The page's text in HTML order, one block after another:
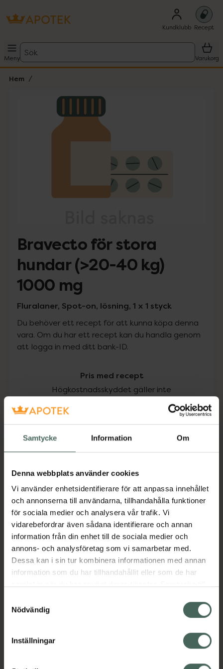
Samtycke Information Om
Denna webbplats använder cookies
Vi använder enhetsidentifierare för att anpassa innehållet
och annonserna till användarna, tillhandahålla funktioner
för sociala medier och analysera vår trafik. Vi
vidarebefordrar även sådana identifierare och annan
information från din enhet till de sociala medier och
annons- och analysföretag som vi samarbetar med.
Dessa kan i sin tur kombinera informationen med annan
information som du har tillhandahållit eller som de har
återkalla ditt samtycke via webbplatsens
cookieinställningar. Ett återkallat samtycke påverkar inte
lagligheten av behandling som skett innan återkallelsen.
Nödvändig
Inställningar
Kundklubb Recept
Meny
Sök
Varukorg
Hem
Lista: . Innehåller 1 objekt.
Bravecto för stora
hundar (>20-40 kg)
1000 mg
Fluralaner, Spot-on, lösning, 1 x 1 styck
Du behöver ett recept för att kunna köpa denna
vara. Om du har ett recept kan du handla genom
att logga in med ditt bank-ID.
Pris med recept
Högkostnadsskyddet gäller inte
I apotek:402 kr
Aktuella erbjudanden
Beskrivning Dölj
Läs alltid bipacksedeln innan
användning.
Kronans Apotek finns här för dig. Du hittar oss från Skåne i